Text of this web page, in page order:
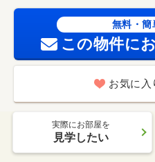
無料・簡
この物件に
お気に入
実際にお部屋を
見学したい